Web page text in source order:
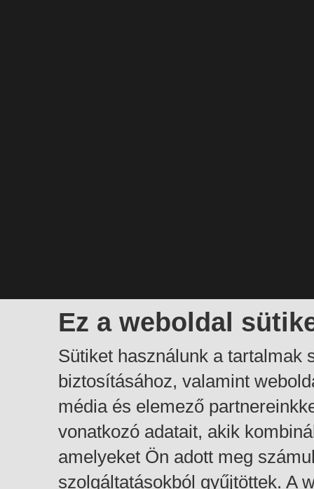
Ez a weboldal
Sütiket használunk a tartalmak
biztosításához, valamint
média és elemező
vonatkozó adatait, akik
amelyeket Ön adott meg
szolgáltatásokból gyűjtöttek. A